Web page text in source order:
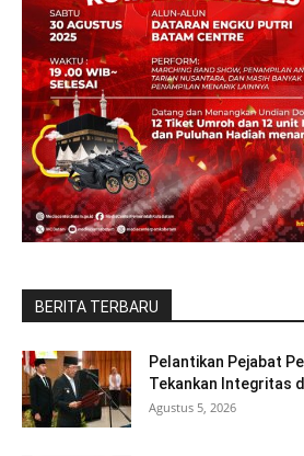
BERITA TERBARU
Pelantikan Pejabat
Tekankan Integritas
Agustus 5, 2026